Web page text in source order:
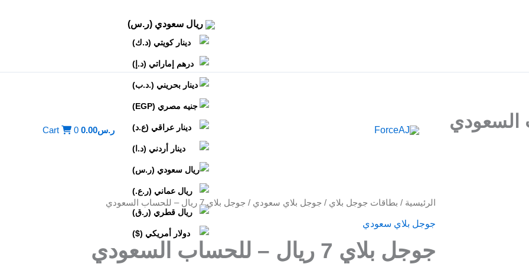
ريال سعودي (ر.س)
دينار كويتي (د.ك)
درهم إماراتي (د.إ)
دينار بحريني (.د.ب)
جنيه مصري (EGP)
دينار عراقي (ع.د)
دينار أردني (د.ا)
ريال سعودي (ر.س)
ريال عماني (ر.ع.)
ريال قطري (ر.ق)
دولار أمريكي ($)
ر.س0.00
0
Cart
الرئيسية / بطاقات جوجل بلاي / جوجل بلاي سعودي / جوجل بلاي 7 ريال – للحساب السعودي
جوجل بلاي سعودي
جوجل بلاي 7 ريال – للحساب السعودي
كمية
جوجل
بلاي
7